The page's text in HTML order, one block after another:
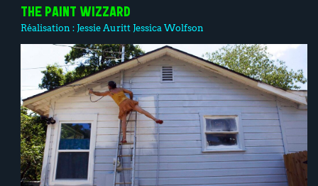
THE PAINT WIZZARD
Réalisation : Jessie Auritt Jessica Wolfson